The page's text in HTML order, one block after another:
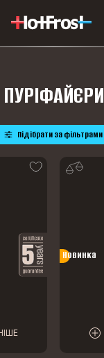
ПУРІФАЙЄРИ
Підібрати за фільтрами
Новинка